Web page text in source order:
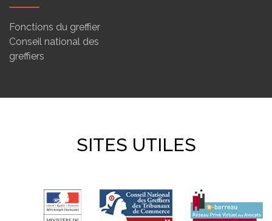
Fonctions du greffier
Conseil national des
greffiers
SITES UTILES